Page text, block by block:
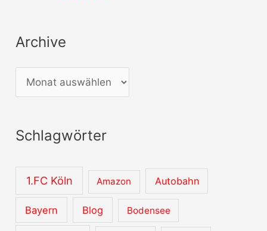
Archive
r
h
e
Schlagwörter
1.FC Köln Amazon Autobahn
Bayern Blog Bodensee